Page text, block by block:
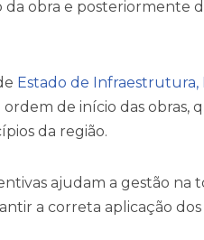
da obra e posteriormente
Estado de Infraestrutura,
ordem de início das obras,
da região.
ajudam a gestão na
a correta aplicação